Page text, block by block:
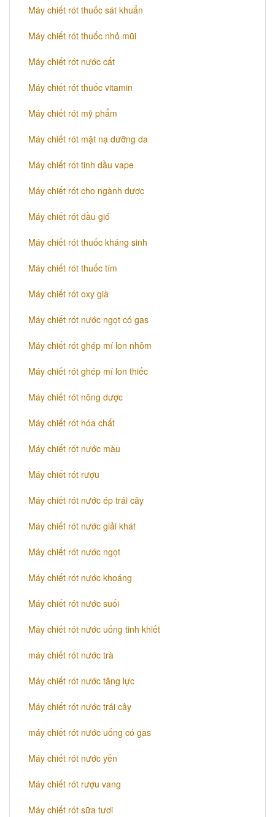
Máy chiết rót thuốc sát khuẩn
Máy chiết rót thuốc nhỏ mũi
Máy chiết rót nước cất
Máy chiết rót thuốc vitamin
Máy chiết rót mỹ phẩm
Máy chiết rót mặt nạ dưỡng da
Máy chiết rót tinh dầu vape
Máy chiết rót cho ngành dược
Máy chiết rót dầu gió
Máy chiết rót thuốc kháng sinh
Máy chiết rót thuốc tím
Máy chiết rót oxy già
Máy chiết rót nước ngọt có gas
Máy chiết rót ghép mí lon nhôm
Máy chiết rót ghép mí lon thiếc
Máy chiết rót nông dược
Máy chiết rót hóa chất
Máy chiết rót nước màu
Máy chiết rót rượu
Máy chiết rót nước ép trái cây
Máy chiết rót nước giải khát
Máy chiết rót nước ngọt
Máy chiết rót nước khoáng
Máy chiết rót nước suối
Máy chiết rót nước uống tinh khiết
máy chiết rót nước trà
Máy chiết rót nước tăng lực
Máy chiết rót nước trái cây
máy chiết rót nước uống có gas
Máy chiết rót nước yến
Máy chiết rót rượu vang
Máy chiết rót sữa tươi